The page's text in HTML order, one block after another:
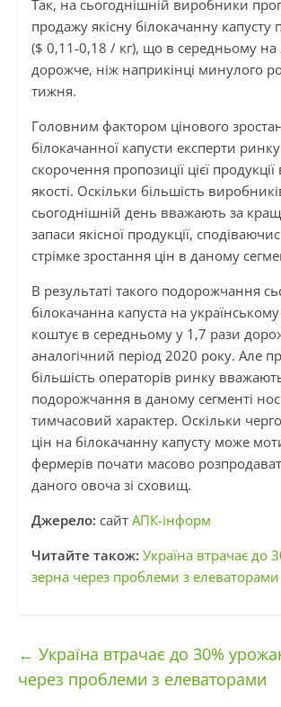
Так, на сьогоднішній виробники
продажу якісну білокачанну капусту
($ 0,11-0,18 / кг), що в середньому на
дорожче, ніж наприкінці минулого
тижня.
Головним фактором цінового
білокачанної капусти експерти
скорочення пропозиції цієї продукції
якості. Оскільки більшість
сьогоднішній день вважають за
запаси якісної продукції,
стрімке зростання цін в даному
В результаті такого подорожчання
білокачанна капуста на
коштує в середньому у 1,7 рази
аналогічний період 2020 року. Але
більшість операторів ринку
подорожчання в даному сегменті
тимчасовий характер. Оскільки
цін на білокачанну капусту може
фермерів почати масово
даного овоча зі сховищ.
Джерело: сайт АПК-інформ
Читайте також: Україна втрачає до
зерна через проблеми з елеваторами
← Україна втрачає до 30%
через проблеми з елеваторами